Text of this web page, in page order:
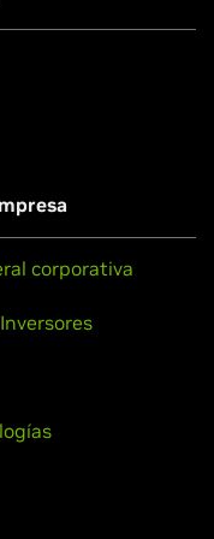
corporativa
Inversores